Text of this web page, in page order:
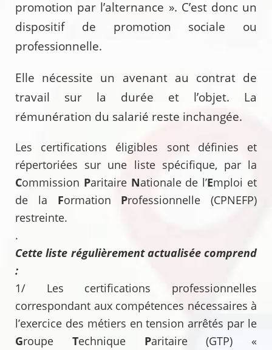
promotion par l’alternance ». C’est donc un
dispositif de promotion sociale ou
professionnelle.
Elle nécessite un avenant au contrat de
travail sur la durée et l’objet. La
rémunération du salarié reste inchangée.
Les certifications éligibles sont définies et
répertoriées sur une liste spécifique, par la
Commission Paritaire Nationale de l’Emploi et
de la Formation Professionnelle (CPNEFP)
restreinte.
.
Cette liste régulièrement actualisée comprend
:
1/ Les certifications professionnelles
correspondant aux compétences nécessaires à
l’exercice des métiers en tension arrêtés par le
Groupe Technique Paritaire (GTP) «